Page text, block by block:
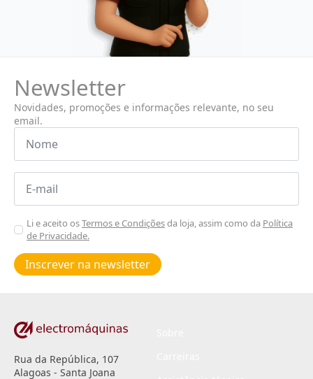
Newsletter
Novidades, promoções e informações relevante, no seu
email.
Nome
Email
Aceitar
Poiticas
de
privacidade
Li e aceito osTermos e Condiçõesda loja, assim como da Política
de Privacidade.
Inscrever na newsletter
Rua da República, 107
Alagoas - Santa Joana